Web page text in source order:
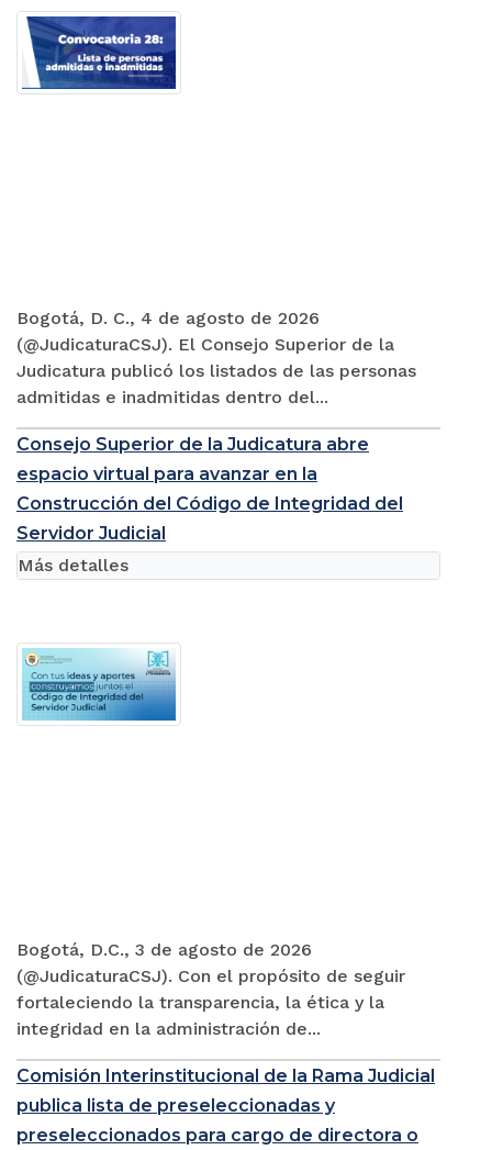
Bogotá, D. C., 4 de agosto de 2026
(@JudicaturaCSJ). El Consejo Superior de la
Judicatura publicó los listados de las personas
admitidas e inadmitidas dentro del...
Consejo Superior de la Judicatura abre
espacio virtual para avanzar en la
Construcción del Código de Integridad del
Servidor Judicial
Bogotá, D.C., 3 de agosto de 2026
(@JudicaturaCSJ). Con el propósito de seguir
fortaleciendo la transparencia, la ética y la
integridad en la administración de...
Más detalles
Comisión Interinstitucional de la Rama Judicial
publica lista de preseleccionadas y
preseleccionados para cargo de directora o